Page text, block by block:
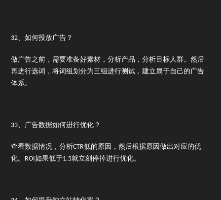
32、如何投放广告？
做广告之前，需要准备好素材，分析产品，分析目标人群。然后
再进行选词，将词组划分为三组进行测试，建立属于自己的广告
体系。
33、广告数据如何进行优化？
查看数据情况，分析CTR低的原因，然后根据原因做出对应的优
化。ROI如果低于1.5就立刻停掉进行优化。